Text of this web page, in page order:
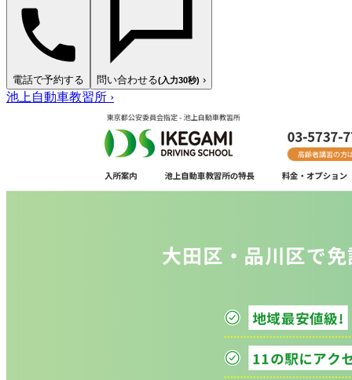
電話で予約する 問い合わせる(入力30秒) ›
池上自動車教習所 ›